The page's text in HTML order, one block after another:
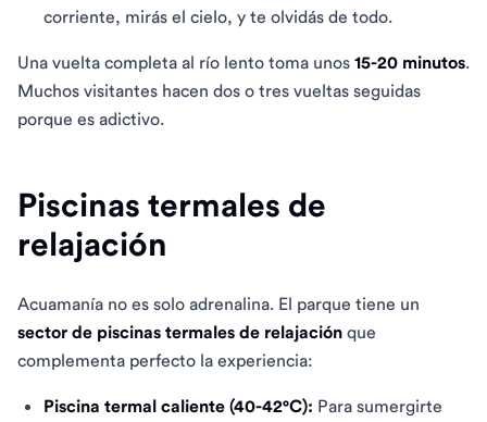
corriente, mirás el cielo, y te olvidás de todo.
Una vuelta completa al río lento toma unos 15-20 minutos.
Muchos visitantes hacen dos o tres vueltas seguidas
porque es adictivo.
Piscinas termales de
relajación
Acuamanía no es solo adrenalina. El parque tiene un
sector de piscinas termales de relajación que
complementa perfecto la experiencia:
Piscina termal caliente (40-42°C): Para sumergirte